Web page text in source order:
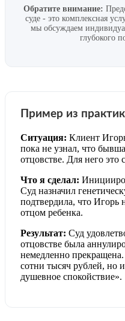
Обратите внимание:
суде - это комплексная
мы обсуждаем
глубокого
Пример из
Ситуация: Клиент
пока не узнал, что
отцовстве. Для него это
Что я сделал:
Суд назначил
подтвердила, что Игорь
отцом ребенка.
Результат: Суд
отцовстве была
немедленно
сотни тысяч рублей, но
душевное спокойствие».